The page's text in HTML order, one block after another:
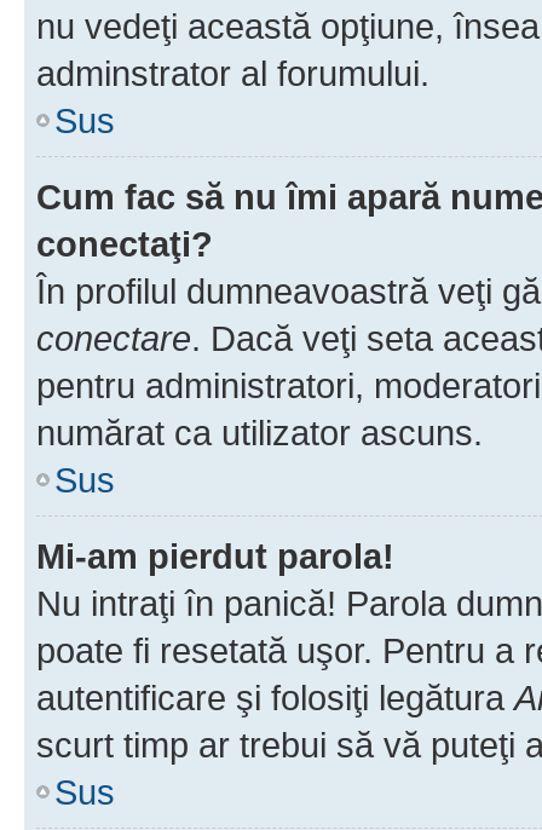
nu vedeţi această opţiune,
adminstrator al forumului.
Sus
Cum fac să nu îmi apară
conectaţi?
În profilul dumneavoastră veţi
conectare. Dacă veţi seta
pentru administratori,
numărat ca utilizator ascuns.
Sus
Mi-am pierdut parola!
Nu intraţi în panică! Parola
poate fi resetată uşor. Pentru a
autentificare şi folosiţi legătura
scurt timp ar trebui să vă puteţi
Sus